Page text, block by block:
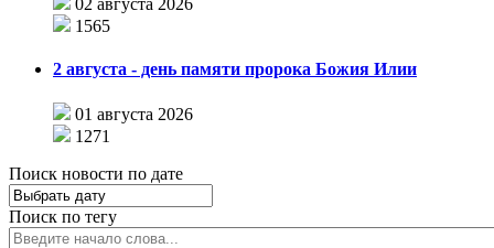
1565
2 августа - день памяти пророка Божия Илии
01 августа 2026
1271
Поиск новости по дате
Поиск по тегу